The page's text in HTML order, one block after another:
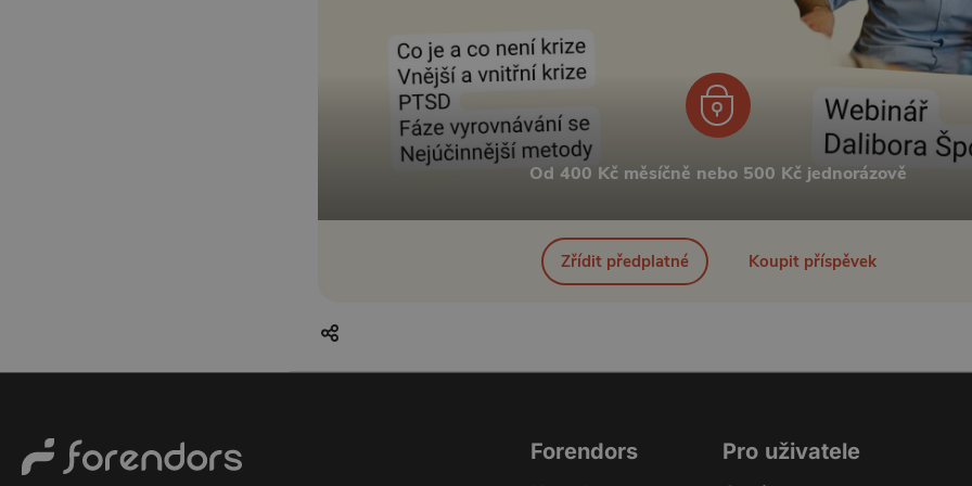
Od 400 Kč měsíčně nebo 500 Kč jednorázově
Zřídit předplatné Koupit příspěvek
Forendors Pro uživatele